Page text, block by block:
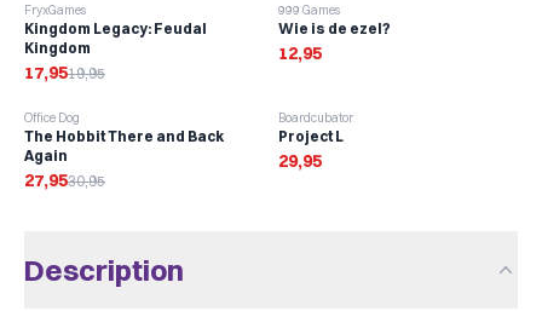
-10%
FryxGames
Kingdom Legacy: Feudal
Kingdom
17,9519,95
999 Games
Wie is de ezel?
12,95
-10 %
Office Dog
The Hobbit There and Back
Again
27,9530,95
Boardcubator
Project L
29,95
Description